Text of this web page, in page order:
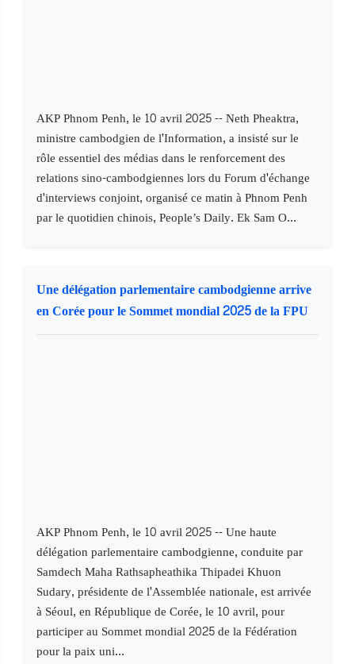
AKP Phnom Penh, le 10 avril 2025 -- Neth Pheaktra,
ministre cambodgien de l'Information, a insisté sur le
rôle essentiel des médias dans le renforcement des
relations sino-cambodgiennes lors du Forum d'échange
d'interviews conjoint, organisé ce matin à Phnom Penh
par le quotidien chinois, People’s Daily. Ek Sam O...
Une délégation parlementaire cambodgienne arrive
en Corée pour le Sommet mondial 2025 de la FPU
AKP Phnom Penh, le 10 avril 2025 -- Une haute
délégation parlementaire cambodgienne, conduite par
Samdech Maha Rathsapheathika Thipadei Khuon
Sudary, présidente de l'Assemblée nationale, est arrivée
à Séoul, en République de Corée, le 10 avril, pour
participer au Sommet mondial 2025 de la Fédération
pour la paix uni...